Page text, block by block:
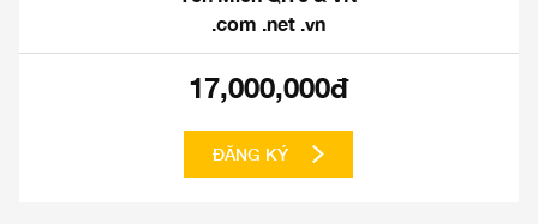
.com .net .vn
17,000,000đ
ĐĂNG KÝ